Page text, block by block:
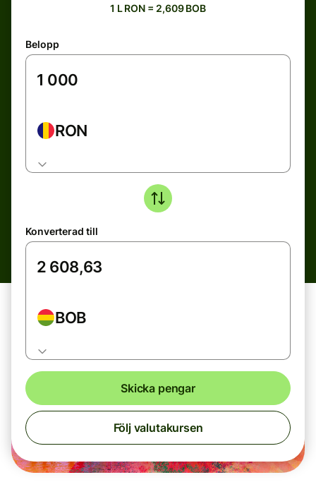
1 L RON = 2,609 BOB
Belopp
RON
Konverterad till
BOB
Skicka pengar
Följ valutakursen